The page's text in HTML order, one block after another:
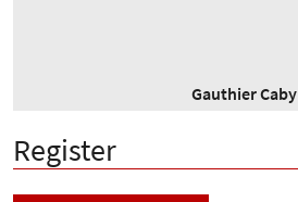
Gauthier Caby
Register